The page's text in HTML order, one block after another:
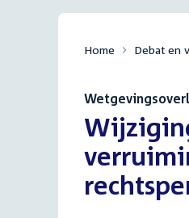
Home Debat en
: